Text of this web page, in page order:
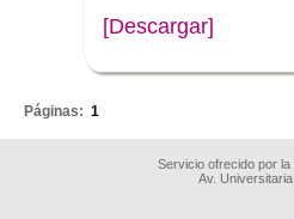
[Descargar]
Páginas: 1
Servicio ofrecido por
Av.